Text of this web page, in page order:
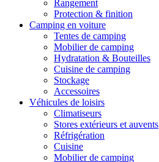
Rangement
Protection & finition
Camping en voiture
Tentes de camping
Mobilier de camping
Hydratation & Bouteilles
Cuisine de camping
Stockage
Accessoires
Véhicules de loisirs
Climatiseurs
Stores extérieurs et auvents
Réfrigération
Cuisine
Mobilier de camping